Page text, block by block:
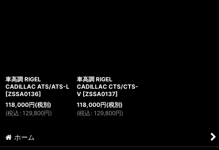
車高調 RIGEL
CADILLAC ATS/ATS-L
[ZSSA0136]
118,000円(税別)
(税込 : 129,800円)
車高調 RIGEL
CADILLAC CTS/CTS-
V [ZSSA0137]
118,000円(税別)
(税込 : 129,800円)
ホーム